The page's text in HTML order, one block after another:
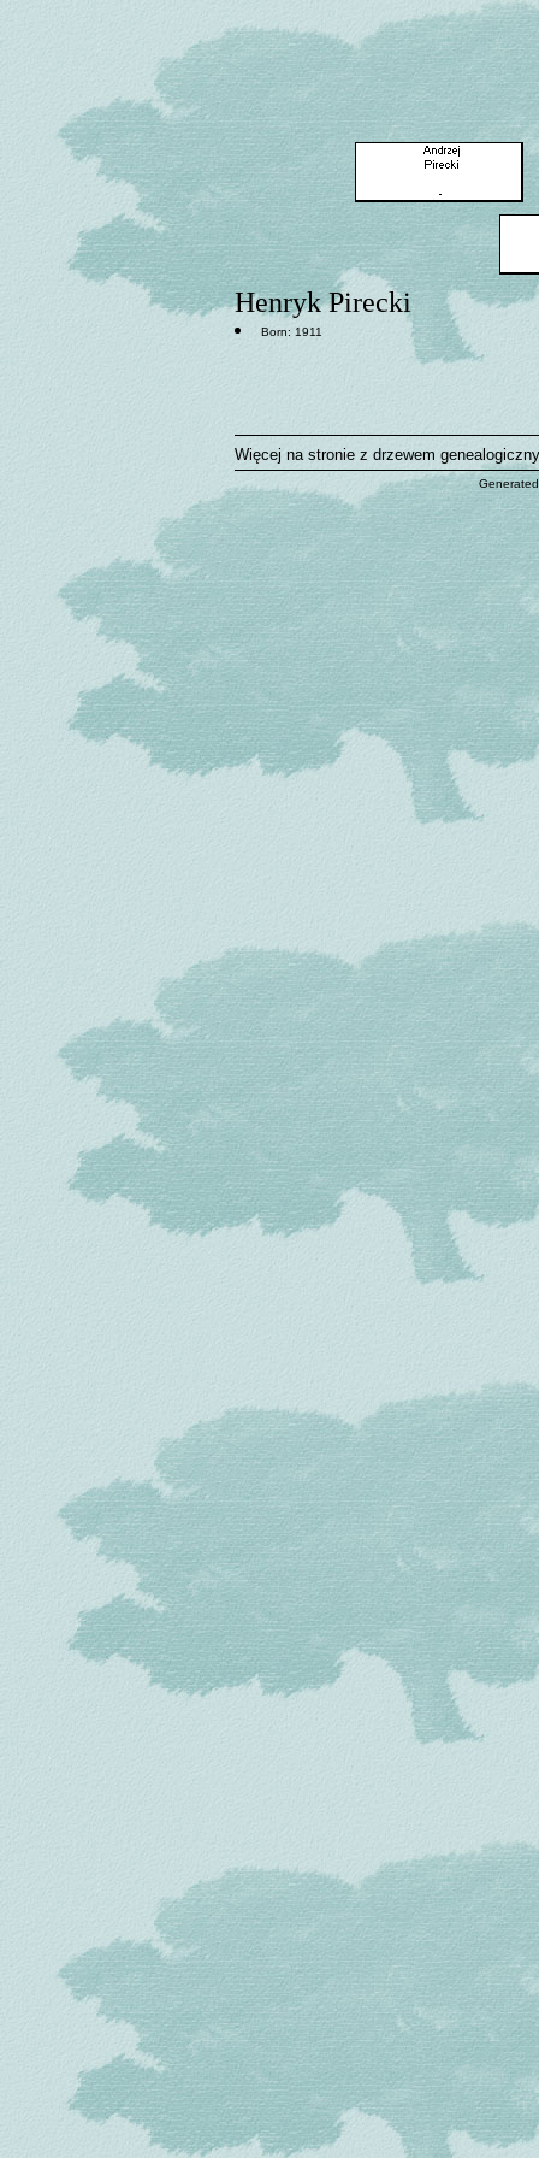
Henryk Pirecki
Born: 1911
Więcej na stronie z drzewem